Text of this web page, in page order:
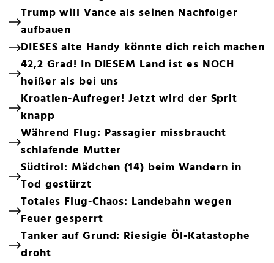
Trump will Vance als seinen Nachfolger
aufbauen
DIESES alte Handy könnte dich reich machen
42,2 Grad! In DIESEM Land ist es NOCH
heißer als bei uns
Kroatien-Aufreger! Jetzt wird der Sprit
knapp
Während Flug: Passagier missbraucht
schlafende Mutter
Südtirol: Mädchen (14) beim Wandern in
Tod gestürzt
Totales Flug-Chaos: Landebahn wegen
Feuer gesperrt
Tanker auf Grund: Riesigie Öl-Katastophe
droht